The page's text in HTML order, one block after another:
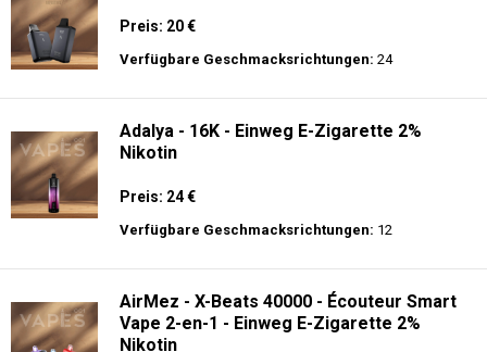
Preis: 20 €
Verfügbare Geschmacksrichtungen: 24
Adalya - 16K - Einweg E-Zigarette 2%
Nikotin
Preis: 24 €
Verfügbare Geschmacksrichtungen: 12
AirMez - X-Beats 40000 - Écouteur Smart
Vape 2-en-1 - Einweg E-Zigarette 2%
Nikotin